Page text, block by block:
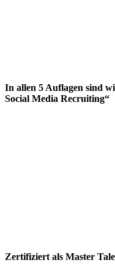
In allen 5 Auflagen sind
Social Media Recruiting“
Zertifiziert als Master